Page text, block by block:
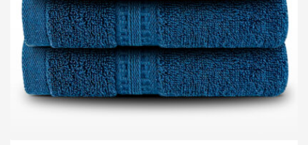
được
chọn
trên
trang
sản
phẩm